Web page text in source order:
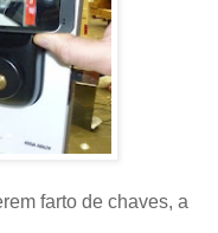
farto de chaves, a